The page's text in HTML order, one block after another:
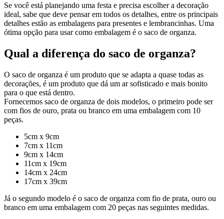
Se você está planejando uma festa e precisa escolher a decoração
ideal, sabe que deve pensar em todos os detalhes, entre os principais
detalhes estão as embalagens para presentes e lembrancinhas. Uma
ótima opção para usar como embalagem é o saco de organza.
Qual a diferença do saco de organza?
O saco de organza é um produto que se adapta a quase todas as
decorações, é um produto que dá um ar sofisticado e mais bonito
para o que está dentro.
Fornecemos saco de organza de dois modelos, o primeiro pode ser
com fios de ouro, prata ou branco em uma embalagem com 10
peças.
5cm x 9cm
7cm x 11cm
9cm x 14cm
11cm x 19cm
14cm x 24cm
17cm x 39cm
Já o segundo modelo é o saco de organza com fio de prata, ouro ou
branco em uma embalagem com 20 peças nas seguintes medidas.